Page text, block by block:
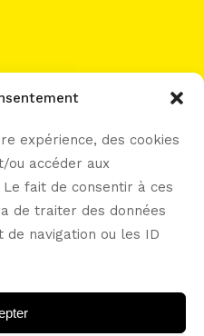
expérience, des cookies
ou accéder aux
fait de consentir à ces
de traiter des données
navigation ou les ID